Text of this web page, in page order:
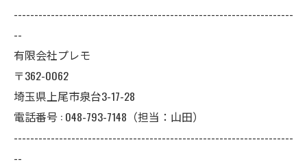
--------------------------------------------------------------------
--
有限会社プレモ
〒362-0062
埼玉県上尾市泉台3-17-28
電話番号 : 048-793-7148（担当：山田）
--------------------------------------------------------------------
--